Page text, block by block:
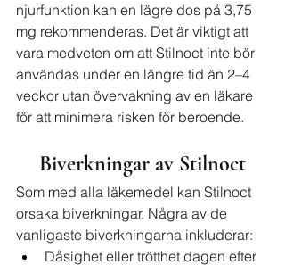
njurfunktion kan en lägre dos på 3,75
mg rekommenderas. Det är viktigt att
vara medveten om att Stilnoct inte bör
användas under en längre tid än 2–4
veckor utan övervakning av en läkare
för att minimera risken för beroende.
Biverkningar av Stilnoct
Som med alla läkemedel kan Stilnoct
orsaka biverkningar. Några av de
vanligaste biverkningarna inkluderar:
Dåsighet eller trötthet dagen efter